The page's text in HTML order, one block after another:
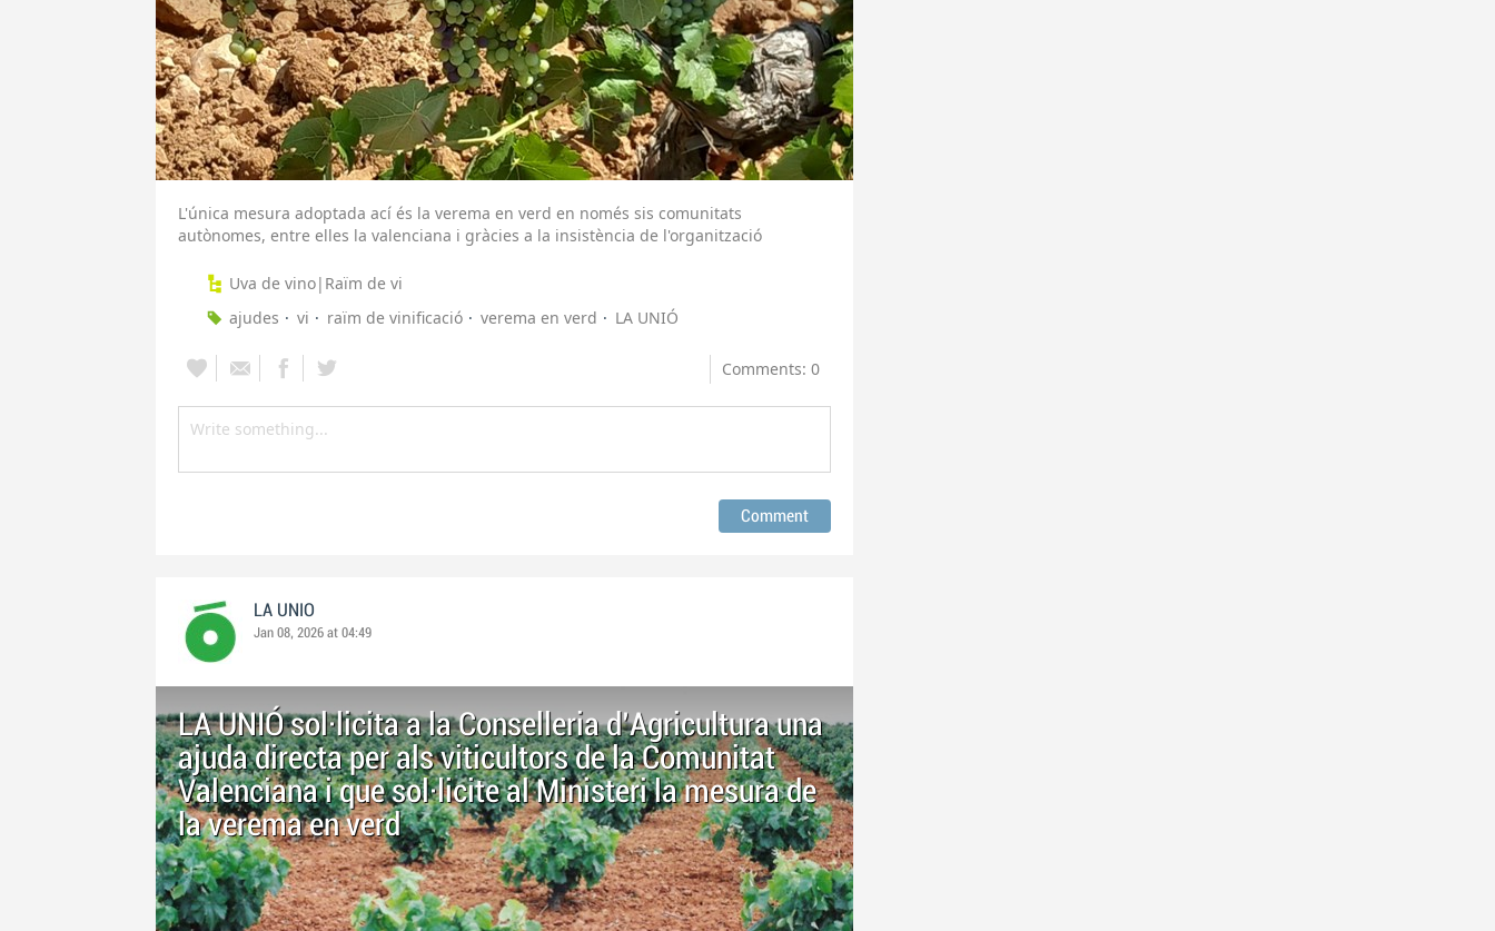
L'única mesura adoptada ací és la verema en verd en només sis comunitats
autònomes, entre elles la valenciana i gràcies a la insistència de l'organització
Uva de vino|Raïm de vi
ajudes
vi raïm de vinificació verema en verd LA UNIÓ
Comments: 0
LA UNIO
Jan 08, 2026 at 04:49
LA UNIÓ sol·licita a la Conselleria d'Agricultura una
ajuda directa per als viticultors de la Comunitat
Valenciana i que sol·licite al Ministeri la mesura de
la verema en verd